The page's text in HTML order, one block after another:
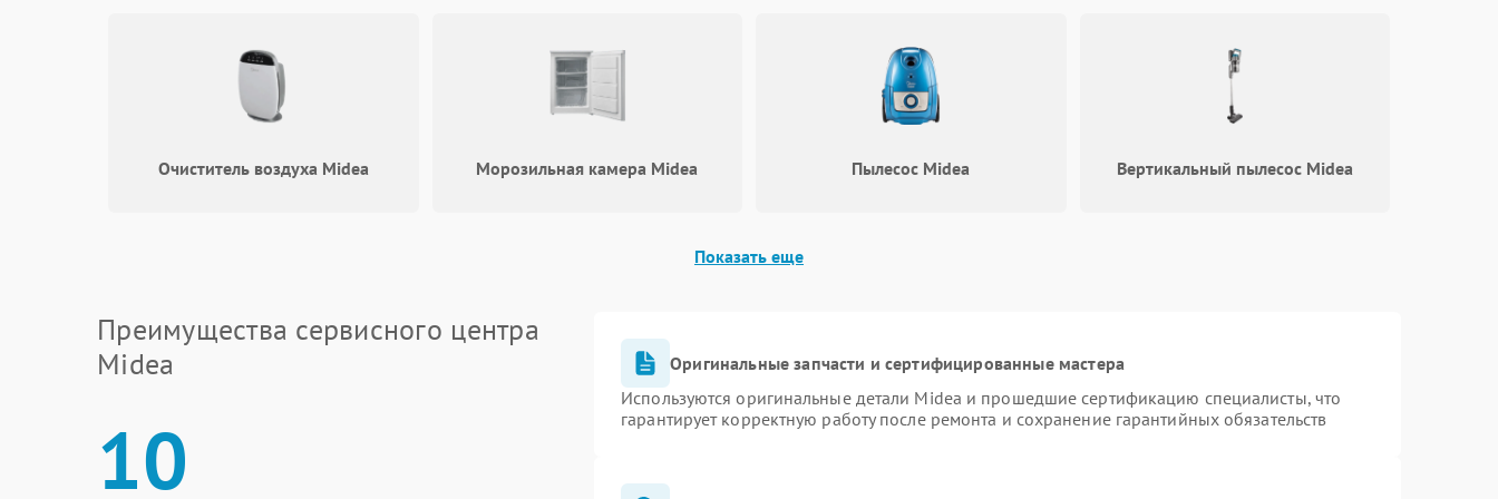
Не отключается 1 год Подробнее →
Очиститель воздуха Midea Морозильная камера Midea Пылесос Midea Вертикальный пылесос Midea
Показать еще
Преимущества сервисного центра
Midea
10
Оригинальные запчасти и сертифицированные мастера
Используются оригинальные детали Midea и прошедшие сертификацию специалисты, что
гарантирует корректную работу после ремонта и сохранение гарантийных обязательств